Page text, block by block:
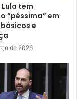
tem
“péssima” em
e
de 2026